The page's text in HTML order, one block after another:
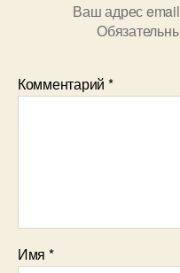
Ваш адрес email
Комментарий *
Имя *